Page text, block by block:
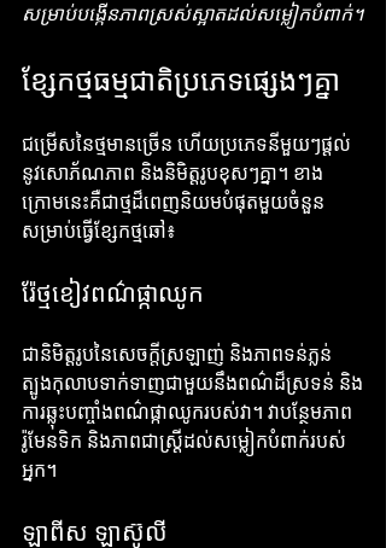
សម្រាប់បង្កើនភាពស្រស់ស្អាតដល់សម្លៀកបំពាក់។
ខ្សែកថ្មធម្មជាតិប្រភេទផ្សេងៗគ្នា
ជម្រើសនៃថ្មមានច្រើន ហើយប្រភេទនីមួយៗផ្តល់
នូវសោភ័ណភាព និងនិមិត្តរូបខុសៗគ្នា។ ខាង
ក្រោមនេះគឺជាថ្មដ៏ពេញនិយមបំផុតមួយចំនួន
សម្រាប់ធ្វើខ្សែកថ្មឆៅ៖
រ៉ែថ្មខៀវពណ៌ផ្កាឈូក
ជានិមិត្តរូបនៃសេចក្តីស្រឡាញ់ និងភាពទន់ភ្លន់
ត្បូងកុលាបទាក់ទាញជាមួយនឹងពណ៌ដ៏ស្រទន់ និង
ការឆ្លុះបញ្ចាំងពណ៌ផ្កាឈូករបស់វា។ វាបន្ថែមភាព
រ៉ូមែនទិក និងភាពជាស្ត្រីដល់សម្លៀកបំពាក់របស់
អ្នក។
ឡាពីស ឡាស៊ូលី